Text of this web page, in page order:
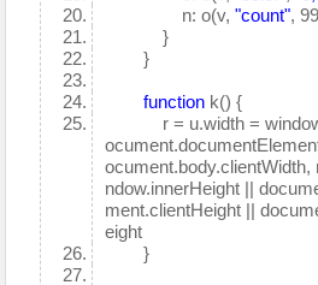
n: o(v,"count",
}
}
function k() {
r = u.width =
ocument.body.clientWidth,
ndow.innerHeight ||
ment.clientHeight ||
eight
}